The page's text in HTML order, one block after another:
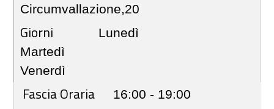
Circumvallazione,20
Giorni
Lunedì
Martedì
Venerdì
Fascia Oraria
16:00 - 19:00